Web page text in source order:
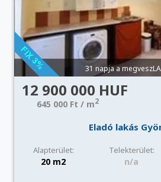
31 napja a
12 900 000 HUF
645 000 Ft / m2
Eladó lakás
Alapterület: Telekterület:
20 m2 n/a